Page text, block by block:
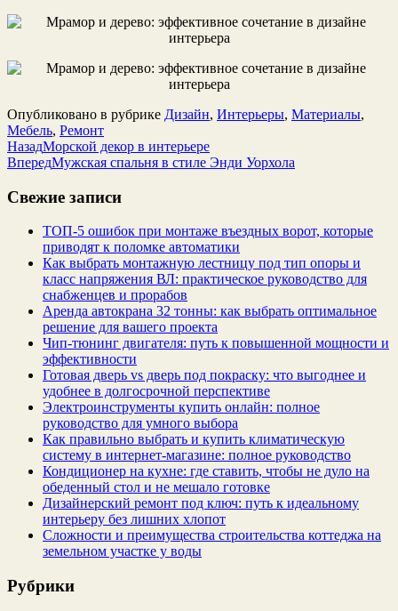
Опубликовано в рубрике Дизайн, Интерьеры, Материалы,
Мебель, Ремонт
НазадМорской декор в интерьере
ВпередМужская спальня в стиле Энди Уорхола
Свежие записи
ТОП-5 ошибок при монтаже въездных ворот, которые
приводят к поломке автоматики
Как выбрать монтажную лестницу под тип опоры и
класс напряжения ВЛ: практическое руководство для
снабженцев и прорабов
Аренда автокрана 32 тонны: как выбрать оптимальное
решение для вашего проекта
Чип‑тюнинг двигателя: путь к повышенной мощности и
эффективности
Готовая дверь vs дверь под покраску: что выгоднее и
удобнее в долгосрочной перспективе
Электроинструменты купить онлайн: полное
руководство для умного выбора
Как правильно выбрать и купить климатическую
систему в интернет‑магазине: полное руководство
Кондиционер на кухне: где ставить, чтобы не дуло на
обеденный стол и не мешало готовке
Дизайнерский ремонт под ключ: путь к идеальному
интерьеру без лишних хлопот
Сложности и преимущества строительства коттеджа на
земельном участке у воды
Рубрики